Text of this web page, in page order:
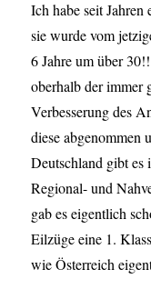
Ich habe seit
sie wurde vom
6 Jahre um über
oberhalb der immer
Verbesserung des
diese abgenommen
Deutschland gibt
Regional- und
gab es eigentlich
Eilzüge eine 1.
wie Österreich